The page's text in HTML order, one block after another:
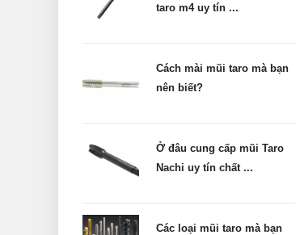
taro m4 uy tín ...
Cách mài mũi taro mà bạn
nên biết?
Ở đâu cung cấp mũi Taro
Nachi uy tín chất ...
Các loại mũi taro mà bạn